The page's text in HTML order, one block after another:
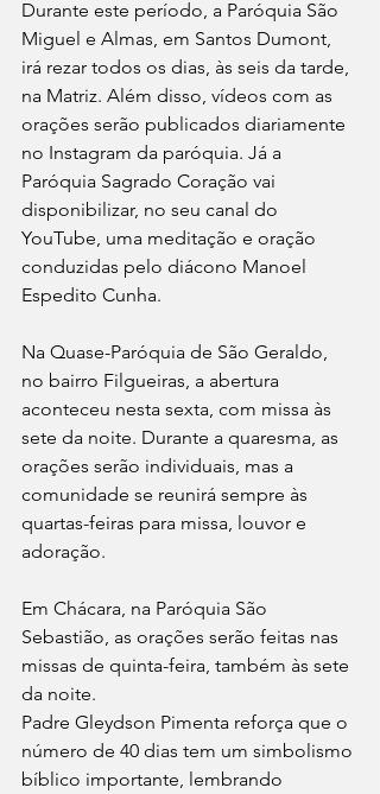
Durante este período, a Paróquia São
Miguel e Almas, em Santos Dumont,
irá rezar todos os dias, às seis da tarde,
na Matriz. Além disso, vídeos com as
orações serão publicados diariamente
no Instagram da paróquia. Já a
Paróquia Sagrado Coração vai
disponibilizar, no seu canal do
YouTube, uma meditação e oração
conduzidas pelo diácono Manoel
Espedito Cunha.
Na Quase-Paróquia de São Geraldo,
no bairro Filgueiras, a abertura
aconteceu nesta sexta, com missa às
sete da noite. Durante a quaresma, as
orações serão individuais, mas a
comunidade se reunirá sempre às
quartas-feiras para missa, louvor e
adoração.
Em Chácara, na Paróquia São
Sebastião, as orações serão feitas nas
missas de quinta-feira, também às sete
da noite.
Padre Gleydson Pimenta reforça que o
número de 40 dias tem um simbolismo
bíblico importante, lembrando